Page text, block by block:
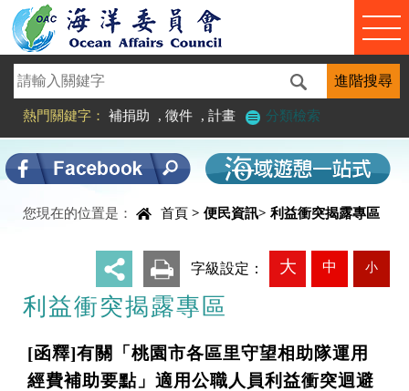
進入內容區塊
熱門關鍵字： 補捐助 , 徵件 , 計畫 分類檢索
您現在的位置是： 首頁 > 便民資訊> 利益衝突揭露專區
字級設定： 大 中 小
利益衝突揭露專區
[函釋]有關「桃園市各區里守望相助隊運用
經費補助要點」適用公職人員利益衝突迴避